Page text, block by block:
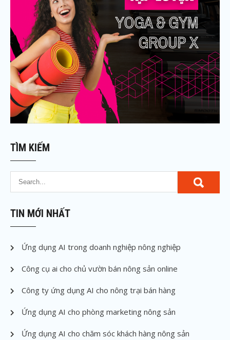
TÌM KIẾM
TIN MỚI NHẤT
Ứng dụng AI trong doanh nghiệp nông nghiệp
Công cụ ai cho chủ vườn bán nông sản online
Công ty ứng dụng AI cho nông trại bán hàng
Ứng dụng AI cho phòng marketing nông sản
Ứng dụng AI cho chăm sóc khách hàng nông sản